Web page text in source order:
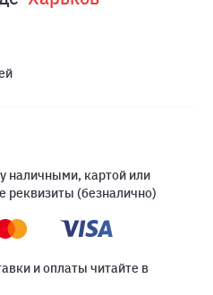
наличными, картой или
реквизиты (безналично)
и оплаты читайте в